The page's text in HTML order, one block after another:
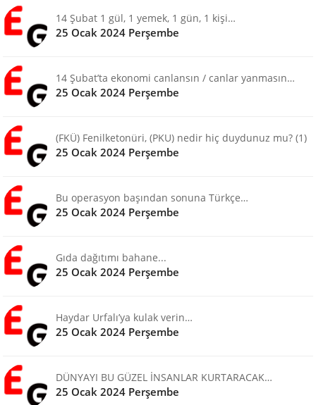
14 Şubat 1 gül, 1 yemek, 1 gün, 1 kişi…
25 Ocak 2024 Perşembe
14 Şubat’ta ekonomi canlansın / canlar yanmasın…
25 Ocak 2024 Perşembe
(FKÜ) Fenilketonüri, (PKU) nedir hiç duydunuz mu? (1)
25 Ocak 2024 Perşembe
Bu operasyon başından sonuna Türkçe…
25 Ocak 2024 Perşembe
Gıda dağıtımı bahane...
25 Ocak 2024 Perşembe
Haydar Urfalı’ya kulak verin…
25 Ocak 2024 Perşembe
DÜNYAYI BU GÜZEL İNSANLAR KURTARACAK…
25 Ocak 2024 Perşembe